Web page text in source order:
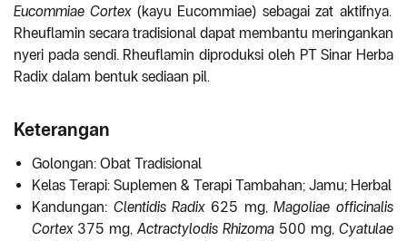
Eucommiae Cortex(kayu Eucommiae) sebagai zat aktifnya.
Rheuflamin secara tradisional dapat membantu meringankan
nyeri pada sendi. Rheuflamin diproduksi oleh PT Sinar Herba
Radix dalam bentuk sediaan pil.
Keterangan
Golongan: Obat Tradisional
Kelas Terapi: Suplemen & Terapi Tambahan; Jamu; Herbal
Kandungan: Clentidis Radix625 mg,Magoliae officinalis
Cortex375 mg, Actractylodis Rhizoma 500 mg, Cyatulae